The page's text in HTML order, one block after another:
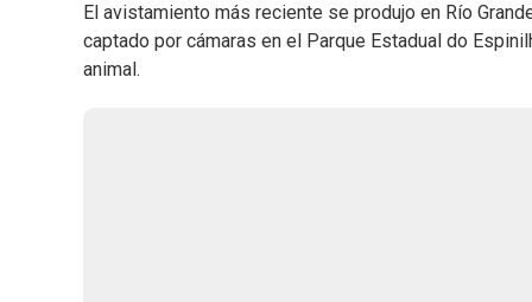
El avistamiento más reciente se produjo en Río
captado por cámaras en el Parque Estadual do
animal.